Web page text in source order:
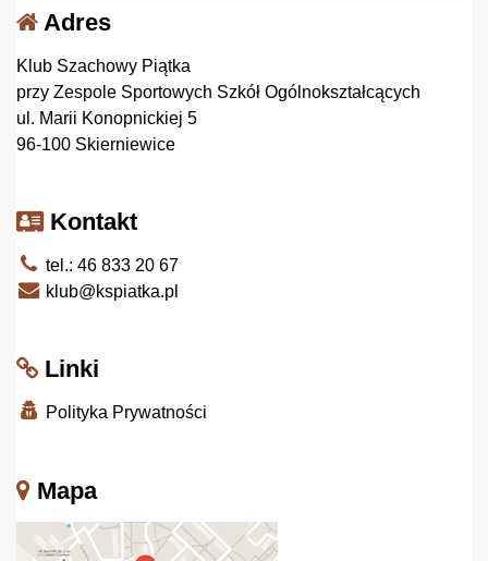
Adres
Klub Szachowy Piątka
przy Zespole Sportowych Szkół Ogólnokształcących
ul. Marii Konopnickiej 5
96-100 Skierniewice
Kontakt
tel.: 46 833 20 67
klub@kspiatka.pl
Linki
Polityka Prywatności
Mapa